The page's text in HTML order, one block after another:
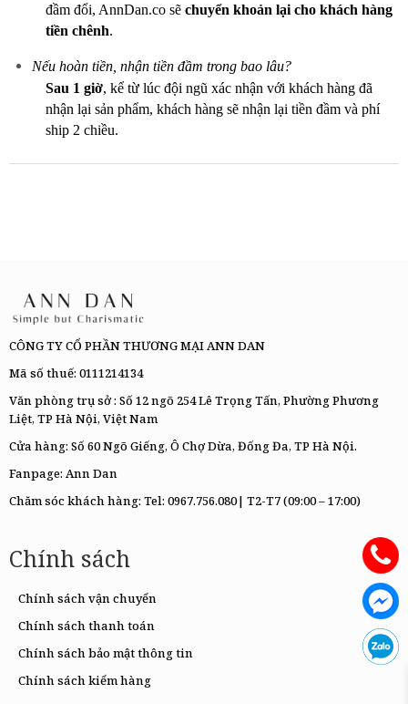
đầm đổi, AnnDan.co sẽ chuyển khoản lại cho khách hàng
tiền chênh.
Nếu hoàn tiền, nhận tiền đầm trong bao lâu?
Sau 1 giờ, kể từ lúc đội ngũ xác nhận với khách hàng đã
nhận lại sản phẩm, khách hàng sẽ nhận lại tiền đầm và phí
ship 2 chiều.
CÔNG TY CỔ PHẦN THƯƠNG MẠI ANN DAN
Mã số thuế: 0111214134
Văn phòng trụ sở : Số 12 ngõ 254 Lê Trọng Tấn, Phường Phương
Liệt, TP Hà Nội, Việt Nam
Cửa hàng: Số 60 Ngõ Giếng, Ô Chợ Dừa, Đống Đa, TP Hà Nội.
Fanpage: Ann Dan
Chăm sóc khách hàng: Tel: 0967.756.080| T2-T7 (09:00 – 17:00)
Chính sách
Chính sách vận chuyển
Chính sách thanh toán
Chính sách bảo mật thông tin
Chính sách kiểm hàng